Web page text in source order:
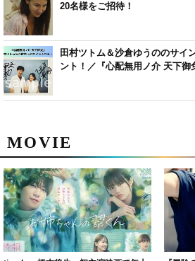
MOVIE
20名様をご招待！
田村ツトム＆沙倉ゆうののサイ
ント！／『心配無用ノ介 天下御